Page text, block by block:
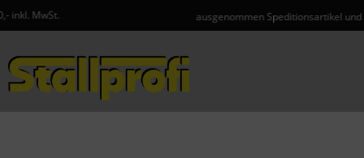
ausgenommen Speditionsartikel und Gefahrgut